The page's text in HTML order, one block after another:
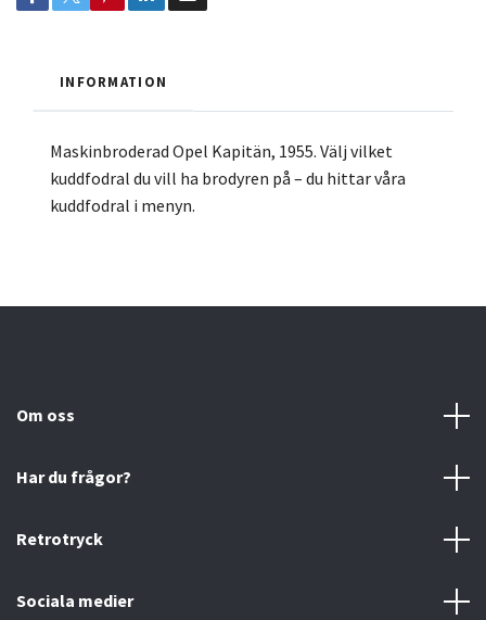
INFORMATION
Maskinbroderad Opel Kapitän, 1955. Välj vilket
kuddfodral du vill ha brodyren på – du hittar våra
kuddfodral i menyn.
Om oss
Har du frågor?
Retrotryck
Sociala medier